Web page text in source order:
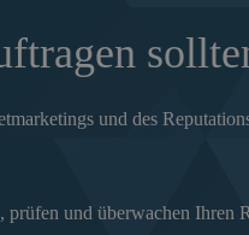
und des
prüfen und überwachen Ihren